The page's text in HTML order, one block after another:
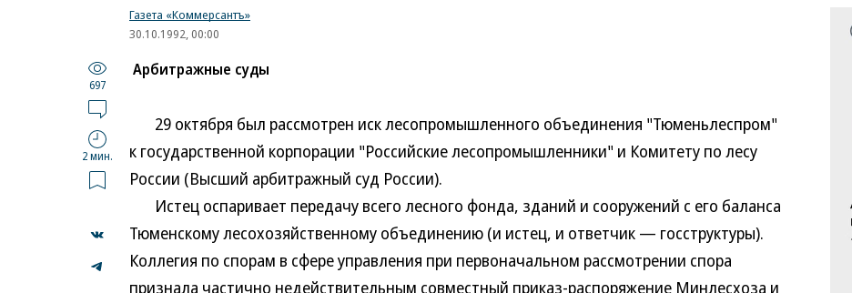
Газета «Коммерсантъ»
30.10.1992, 00:00
697
2 мин.
Арбитражные суды
29 октября был рассмотрен иск лесопромышленного объединения "Тюменьлеспром"
к государственной корпорации "Российские лесопромышленники" и Комитету по лесу
России (Высший арбитражный суд России).
Истец оспаривает передачу всего лесного фонда, зданий и сооружений с его баланса
Тюменскому лесохозяйственному объединению (и истец, и ответчик — госструктуры).
Коллегия по спорам в сфере управления при первоначальном рассмотрении спора
признала частично недействительным совместный приказ-распоряжение Минлесхоза и